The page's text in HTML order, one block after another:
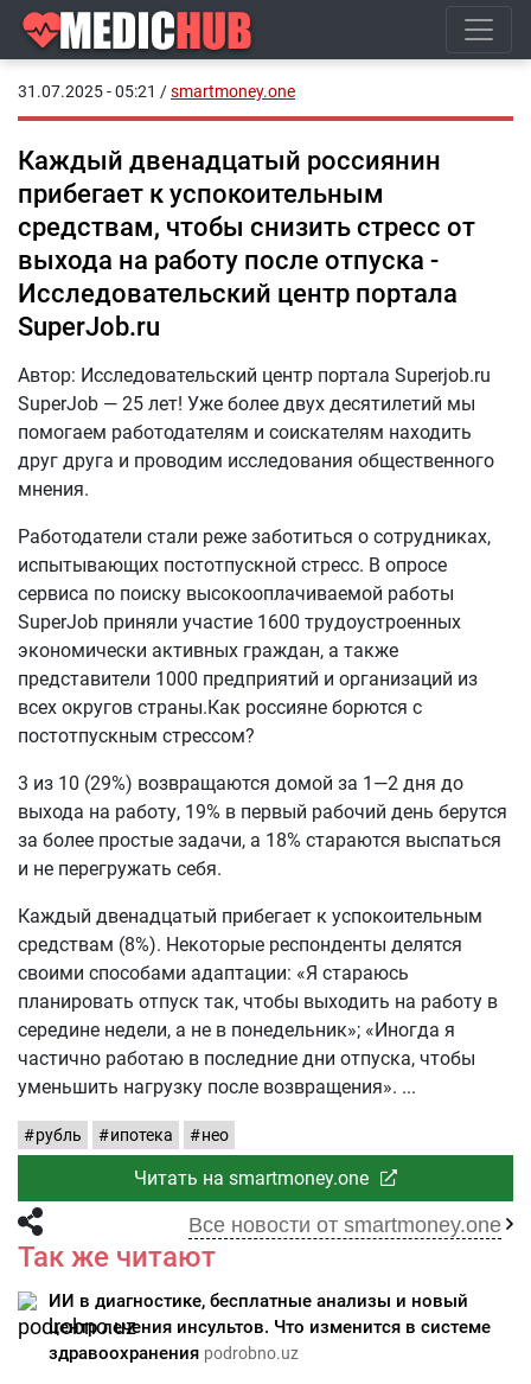
31.07.2025 - 05:21 /smartmoney.one
Каждый двенадцатый россиянин
прибегает к успокоительным
средствам, чтобы снизить стресс от
выхода на работу после отпуска -
Исследовательский центр портала
SuperJob.ru
Автор: Исследовательский центр портала Superjob.ru
SuperJob — 25 лет! Уже более двух десятилетий мы
помогаем работодателям и соискателям находить
друг друга и проводим исследования общественного
мнения.
Работодатели стали реже заботиться о сотрудниках,
испытывающих постотпускной стресс. В опросе
сервиса по поиску высокооплачиваемой работы
SuperJob приняли участие 1600 трудоустроенных
экономически активных граждан, а также
представители 1000 предприятий и организаций из
всех округов страны.Как россияне борются с
постотпускным стрессом?
3 из 10 (29%) возвращаются домой за 1—2 дня до
выхода на работу, 19% в первый рабочий день берутся
за более простые задачи, а 18% стараются выспаться
и не перегружать себя.
Каждый двенадцатый прибегает к успокоительным
средствам (8%). Некоторые респонденты делятся
своими способами адаптации: «Я стараюсь
планировать отпуск так, чтобы выходить на работу в
середине недели, а не в понедельник»; «Иногда я
частично работаю в последние дни отпуска, чтобы
уменьшить нагрузку после возвращения».
рубль ипотека нео
Читать на smartmoney.one
Все новости от smartmoney.one
Так же читают
ИИ в диагностике, бесплатные анализы и новый
центр лечения инсультов. Что изменится в системе
здравоохранения podrobno.uz